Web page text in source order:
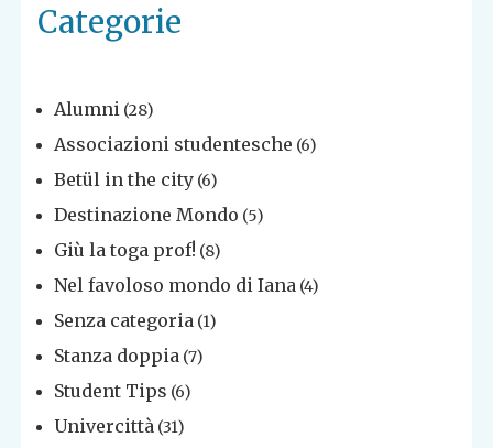
Categorie
Alumni (28)
Associazioni studentesche (6)
Betül in the city (6)
Destinazione Mondo (5)
Giù la toga prof! (8)
Nel favoloso mondo di Iana (4)
Senza categoria (1)
Stanza doppia (7)
Student Tips (6)
Univercittà (31)